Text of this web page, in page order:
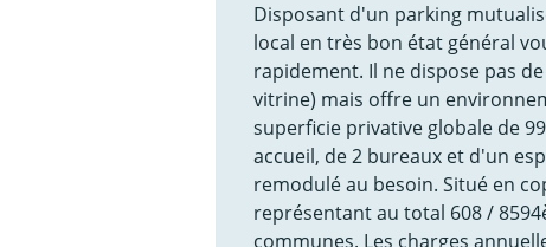
Disposant d'un parking
local en très bon état général
rapidement. Il ne dispose pas
vitrine) mais offre un
superficie privative globale de
accueil, de 2 bureaux et d'un
remodulé au besoin. Situé en
représentant au total 608 /
communes. Les charges